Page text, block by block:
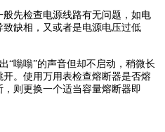
般先检查电源线路有无问题，如电
缺相，又或者是电源电压过低
“嗡嗡”的声音但却不启动，稍微长
。使用万用表检查熔断器是否熔
则更换一个适当容量熔断器即